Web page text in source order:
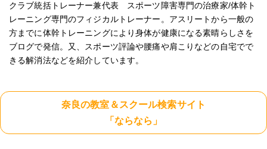
クラブ統括トレーナー兼代表 スポーツ障害専門の治療家/体幹ト
レーニング専門のフィジカルトレーナー。アスリートから一般の
方までに体幹トレーニングにより身体が健康になる素晴らしさを
ブログで発信。又、スポーツ評論や腰痛や肩こりなどの自宅でで
きる解消法などを紹介しています。
奈良の教室＆スクール検索サイト
「ならなら」